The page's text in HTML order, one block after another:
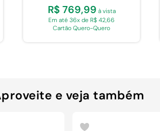
R$ 769,99 à vista
Em até 36x de R$ 42,66
Cartão Quero-Quero
e veja também